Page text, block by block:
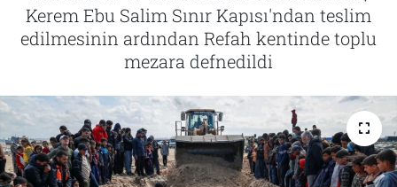
Kerem Ebu Salim Sınır Kapısı'ndan teslim
edilmesinin ardından Refah kentinde toplu
mezara defnedildi
İktibas
Dergi
Tarih
İktibas
Dergi
İletişim
Son Dakika Haberleri